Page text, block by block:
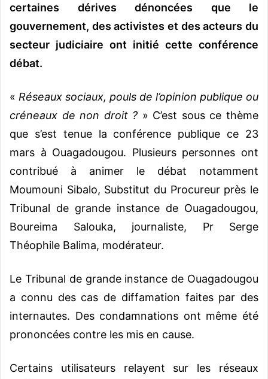
certaines dérives dénoncées que le
gouvernement, des activistes et des acteurs du
secteur judiciaire ont initié cette conférence
débat.
« Réseaux sociaux, pouls de l’opinion publique ou
créneaux de non droit ? » C’est sous ce thème
que s’est tenue la conférence publique ce 23
mars à Ouagadougou. Plusieurs personnes ont
contribué à animer le débat notamment
Moumouni Sibalo, Substitut du Procureur près le
Tribunal de grande instance de Ouagadougou,
Boureima Salouka, journaliste, Pr Serge
Théophile Balima, modérateur.
Le Tribunal de grande instance de Ouagadougou
a connu des cas de diffamation faites par des
internautes. Des condamnations ont même été
prononcées contre les mis en cause.
Certains utilisateurs relayent sur les réseaux